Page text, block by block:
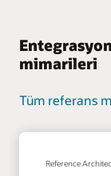
mimarileri
Tüm referans
Reference